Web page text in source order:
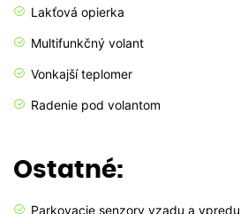
Lakťová opierka
Multifunkčný volant
Vonkajší teplomer
Radenie pod volantom
Ostatné:
Parkovacie senzory vzadu a vpredu